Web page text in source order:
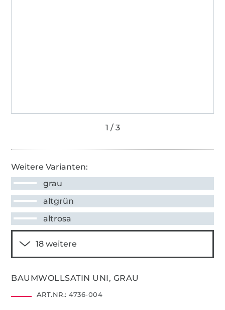
Weitere Varianten:
grau
altgrün
altrosa
BAUMWOLLSATIN UNI, GRAU
ART.NR.: 4736-004